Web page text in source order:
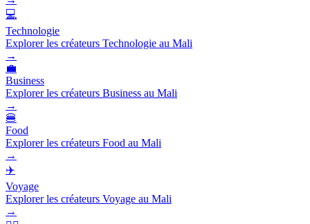
💻
Technologie
Explorer les créateurs Technologie au Mali
→
💼
Business
Explorer les créateurs Business au Mali
→
🍔
Food
Explorer les créateurs Food au Mali
→
✈️
Voyage
Explorer les créateurs Voyage au Mali
→